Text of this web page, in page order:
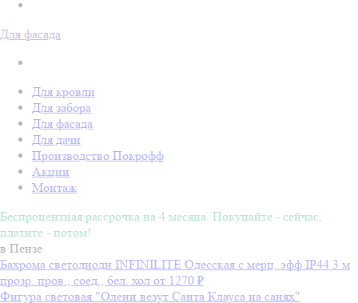
Для фасада
Для кровли
Для забора
Для фасада
Для дачи
Производство Покрофф
Акции
Монтаж
Беспроцентная рассрочка на 4 месяца. Покупайте - сейчас,
платите - потом!
в Пензе
Бахрома светодиодн INFINILITE Одесская с мерц. эфф IP44 3 м
прозр. пров., соед., бел. хол от 1270 ₽
Фигура световая "Олени везут Санта Клауса на санях"